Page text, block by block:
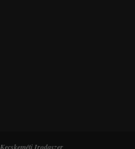
Kecskeméti Irodaszer